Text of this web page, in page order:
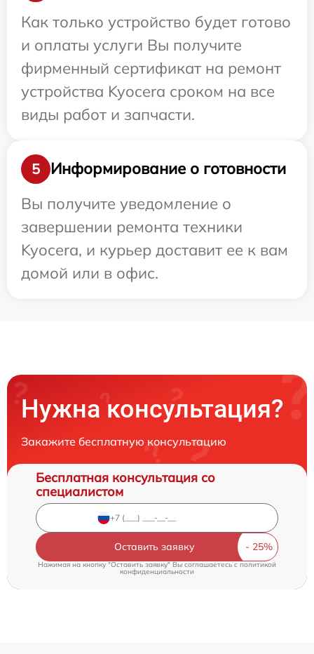
Как только устройство будет готово
и оплаты услуги Вы получите
фирменный сертификат на ремонт
устройства Kyocera сроком на все
виды работ и запчасти.
5
Информирование о готовности
Вы получите уведомление о
завершении ремонта техники
Kyocera, и курьер доставит ее к вам
домой или в офис.
Нужна консультация?
Закажите бесплатную консультацию
Бесплатная консультация со
специалистом
Оставить заявку
Нажимая на кнопку "Оставить заявку" Вы соглашаетесь cполитикой
конфиденциальности